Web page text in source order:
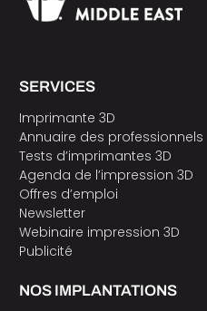
SERVICES
Imprimante 3D
Annuaire des professionnels
Tests d’imprimantes 3D
Agenda de l’impression 3D
Offres d’emploi
Newsletter
Webinaire impression 3D
Publicité
NOS IMPLANTATIONS